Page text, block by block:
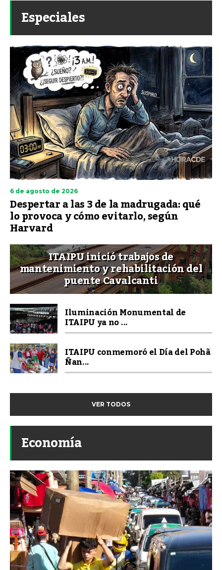
Especiales
6 de agosto de 2026
Despertar a las 3 de la madrugada: qué
lo provoca y cómo evitarlo, según
Harvard
ITAIPU inició trabajos de
mantenimiento y rehabilitación del
puente Cavalcanti
Iluminación Monumental de
ITAIPU ya no ...
ITAIPU conmemoró el Día del Pohã
Ñan...
VER TODOS
Economía